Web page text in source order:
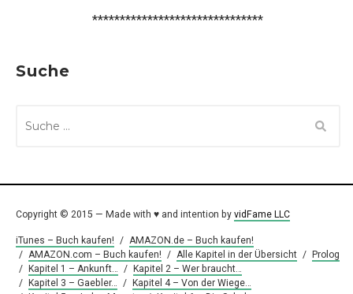
*******************************
Suche
NACH:
Copyright © 2015 — Made with ♥ and intention by vidFame LLC
iTunes – Buch kaufen! / AMAZON.de – Buch kaufen!
/ AMAZON.com – Buch kaufen! / Alle Kapitel in der Übersicht /
Prolog
/
Kapitel 1 – Ankunft… /
Kapitel 2 – Wer braucht…
/
Kapitel 3 – Gaebler… /
Kapitel 4 – Von der Wiege…